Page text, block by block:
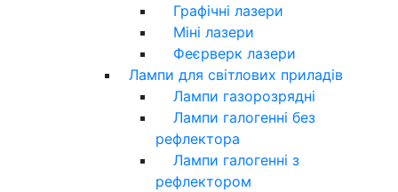
Графічні лазери
Міні лазери
Феєрверк лазери
Лампи для світлових приладів
Лампи газорозрядні
Лампи галогенні без
рефлектора
Лампи галогенні з
рефлектором